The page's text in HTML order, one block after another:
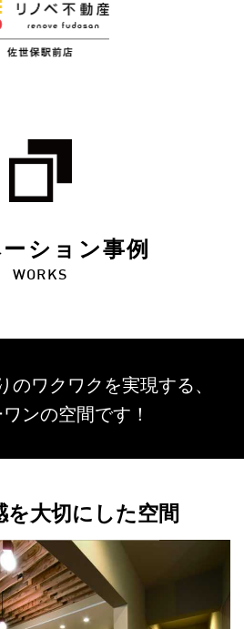
ション事例
WORKS
のワクワクを実現する、
ンの空間です！
大切にした空間